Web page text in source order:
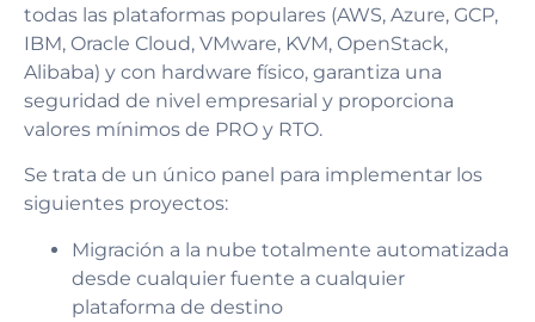
todas las plataformas populares (AWS, Azure, GCP,
IBM, Oracle Cloud, VMware, KVM, OpenStack,
Alibaba) y con hardware físico, garantiza una
seguridad de nivel empresarial y proporciona
valores mínimos de PRO y RTO.
Se trata de un único panel para implementar los
siguientes proyectos:
Migración a la nube totalmente automatizada
desde cualquier fuente a cualquier
plataforma de destino